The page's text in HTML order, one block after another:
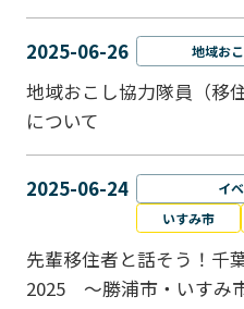
2025-06-26 地域お
地域おこし協力隊員（移
について
2025-06-24 イ
いすみ市
先輩移住者と話そう！千
2025 ～勝浦市・いすみ